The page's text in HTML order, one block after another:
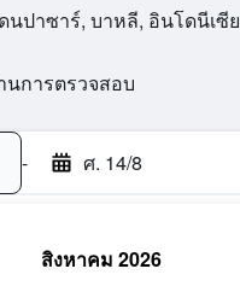
นปาซาร์, บาหลี, อินโดนีเซีย
การตรวจสอบ
- ศ. 14/8
สิงหาคม 2026